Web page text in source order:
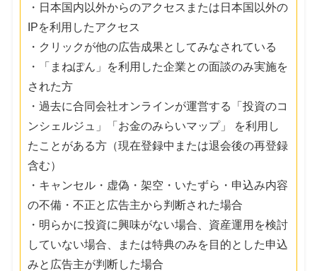
・日本国内以外からのアクセスまたは日本国以外の
IPを利用したアクセス
・クリックが他の広告成果としてみなされている
・「まねぽん」を利用した企業との面談のみ実施を
された方
・過去に合同会社オンラインが運営する「投資のコ
ンシェルジュ」「お金のみらいマップ」 を利用し
たことがある方（現在登録中または退会後の再登録
含む）
・キャンセル・虚偽・架空・いたずら・申込み内容
の不備・不正と広告主から判断された場合
・明らかに投資に興味がない場合、資産運用を検討
していない場合、または特典のみを目的とした申込
みと広告主が判断した場合